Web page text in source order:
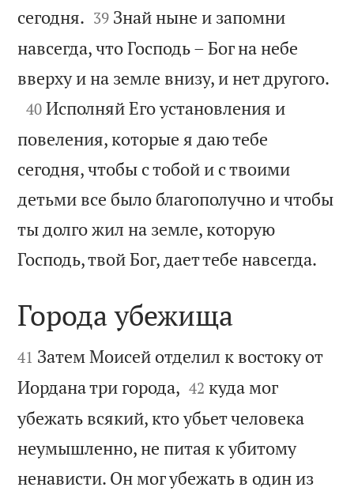
сегодня. 

39 Знай ныне и запомни
навсегда, что Господь – Бог на небе
вверху и на земле внизу, и нет другого.

40 Исполняй Его установления и
повеления, которые я даю тебе
сегодня, чтобы с тобой и с твоими
детьми все было благополучно и чтобы
ты долго жил на земле, которую
Господь, твой Бог, дает тебе навсегда.

Города убежища

41 Затем Моисей отделил к востоку от
Иордана три города, 

42 куда мог
убежать всякий, кто убьет человека
неумышленно, не питая к убитому
ненависти. Он мог убежать в один из